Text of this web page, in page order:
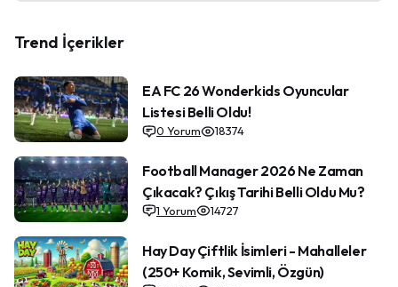
Trend İçerikler
EA FC 26 Wonderkids Oyuncular
Listesi Belli Oldu!
0 Yorum 18374
Football Manager 2026 Ne Zaman
Çıkacak? Çıkış Tarihi Belli Oldu Mu?
1 Yorum 14727
Hay Day Çiftlik İsimleri - Mahalleler
(250+ Komik, Sevimli, Özgün)